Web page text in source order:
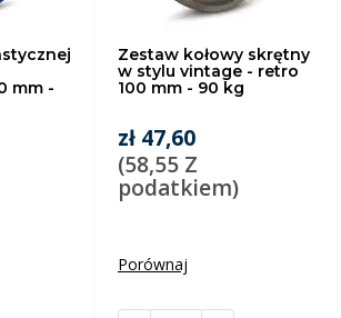
mm -
Zestaw kołowy skrętny
w stylu vintage - retro
100 mm - 90 kg
zł 47,60
(58,55 Z
podatkiem)
Porównaj